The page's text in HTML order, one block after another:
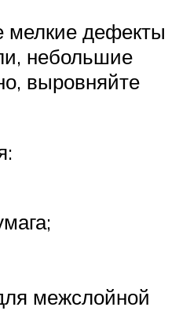
мелкие дефекты
небольшие
выровняйте
межслойной